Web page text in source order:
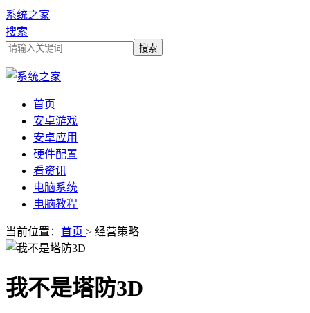
系统之家
搜索
首页
安卓游戏
安卓应用
硬件配置
看资讯
电脑系统
电脑教程
当前位置： 首页 > 经营策略
我不是塔防3D